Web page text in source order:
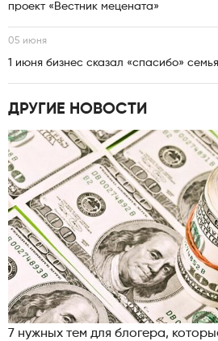
проект «Вестник мецената»
05 июня
1 июня бизнес сказал «спасибо»
ДРУГИЕ НОВОСТИ
7 нужных тем для блогера,